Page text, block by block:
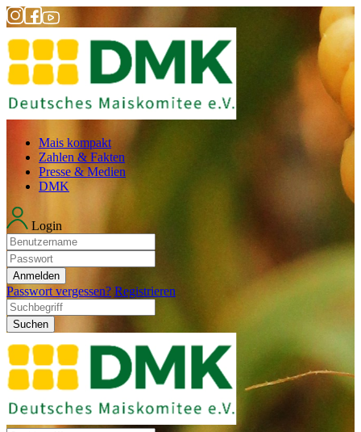
Mais kompakt
Zahlen & Fakten
Presse & Medien
DMK
Login
Anmelden
Passwort vergessen? Registrieren
Suchen